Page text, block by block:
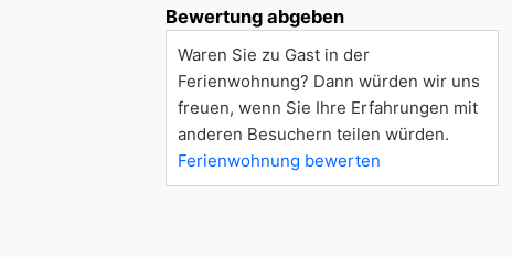
Bewertung abgeben
Waren Sie zu Gast in der
Ferienwohnung? Dann würden wir uns
freuen, wenn Sie Ihre Erfahrungen mit
anderen Besuchern teilen würden.
Ferienwohnung bewerten